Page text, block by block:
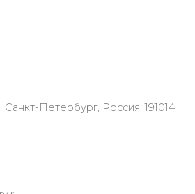
Петербург, Россия, 191014